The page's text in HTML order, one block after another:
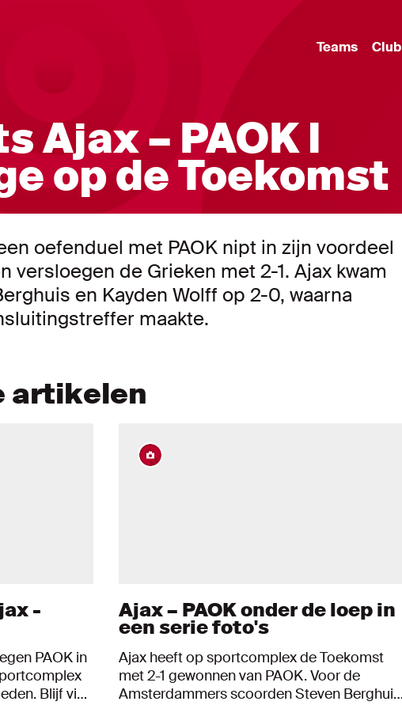
Teams Club
Ajax – PAOK l
op de Toekomst
oefenduel met PAOK nipt in zijn voordeel
versloegen de Grieken met 2-1. Ajax kwam
en Kayden Wolff op 2-0, waarna
maakte.
artikelen
-
PAOK in
Blijf via
Ajax – PAOK onder de loep in
een serie foto's
Ajax heeft op sportcomplex de Toekomst
met 2-1 gewonnen van PAOK. Voor de
Amsterdammers scoorden Steven Berghuis